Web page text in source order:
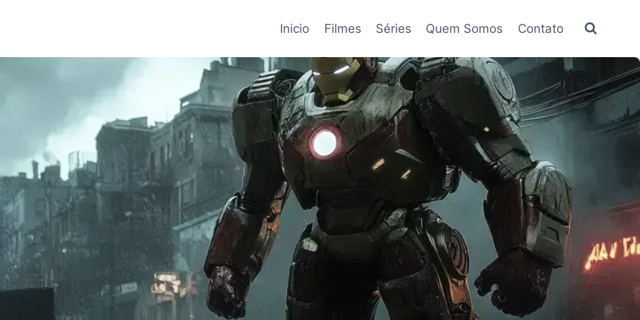
Inicio Filmes Séries Quem Somos Contato